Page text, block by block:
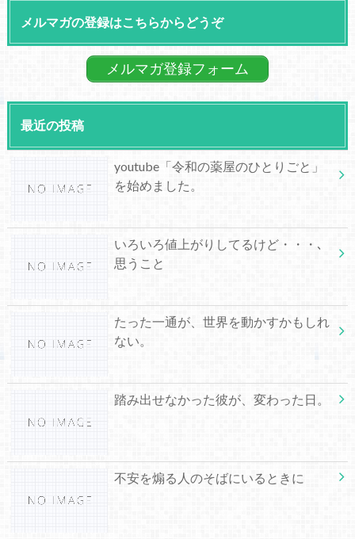
メルマガの登録はこちらからどうぞ
メルマガ登録フォーム
最近の投稿
youtube「令和の薬屋のひとりごと」
を始めました。
いろいろ値上がりしてるけど・・・､
思うこと
たった一通が、世界を動かすかもしれ
ない。
踏み出せなかった彼が、変わった日。
不安を煽る人のそばにいるときに